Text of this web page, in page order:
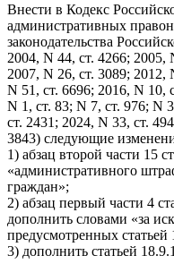
Внести в Кодекс
административных
законодательства
2004, N 44, ст. 4266; 2005,
2007, N 26, ст. 3089; 2012,
N 51, ст. 6696; 2016, N 10,
N 1, ст. 83; N 7, ст. 976; N
ст. 2431; 2024, N 33, ст.
3843) следующие
1) абзац второй части 15
«административного
граждан»;
2) абзац первый части 4
дополнить словами «за
предусмотренных статьей
3) дополнить статьей